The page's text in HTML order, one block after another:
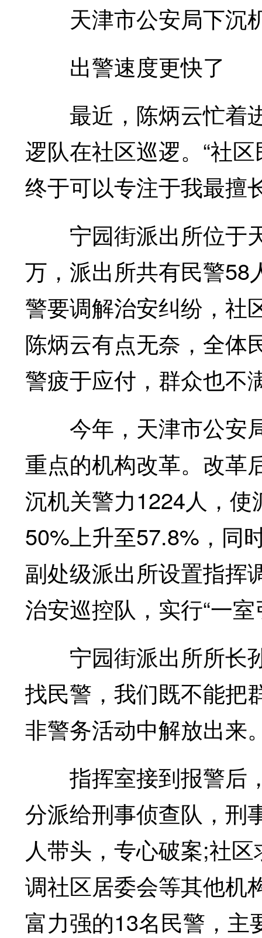
天津市公安局下沉
出警速度更快了
最近，陈炳云忙着
逻队在社区巡逻。“社
终于可以专注于我最擅
宁园街派出所位于
万，派出所共有民警58
警要调解治安纠纷，社
陈炳云有点无奈，全体
警疲于应付，群众也不
今年，天津市公安
重点的机构改革。改革
沉机关警力1224人，
50%上升至57.8%，同
副处级派出所设置指挥
治安巡控队，实行“一
宁园街派出所所长孙
找民警，我们既不能把
非警务活动中解放出来
指挥室接到报警后
分派给刑事侦查队，刑
人带头，专心破案;社
调社区居委会等其他机
富力强的13名民警，主